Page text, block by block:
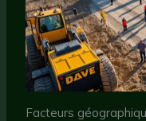
Facteurs